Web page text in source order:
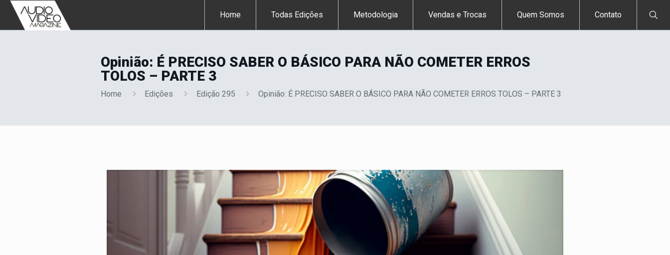
Home Todas Edições Metodologia Vendas e Trocas Quem Somos Contato
Opinião: É PRECISO SABER O BÁSICO PARA NÃO COMETER ERROS
TOLOS – PARTE 3
Home Edições Edição 295 Opinião: É PRECISO SABER O BÁSICO PARA NÃO COMETER ERROS TOLOS – PARTE 3